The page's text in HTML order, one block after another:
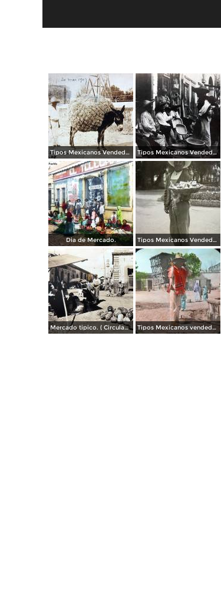
Tipos Mexicanos Vendedores de paja. ( Circulada el 20 de Mayo de 1907 ). Tipos Mexicanos Vendedores de vandejas.
Dia de Mercado. Tipos Mexicanos Vendedor de fruta en La Alameda Ciudad de México.
Mercado tipico. ( Circulada el 23 de Julio de 1937 ). Tipos Mexicanos vendedor de pollos.